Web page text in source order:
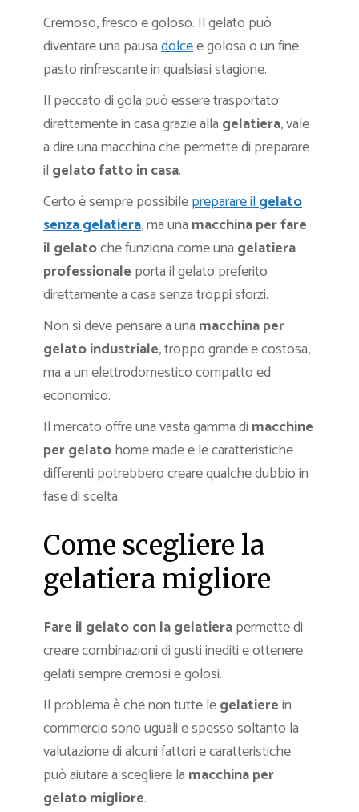
Cremoso, fresco e goloso. Il gelato può
diventare una pausadolcee golosa o un fine
pasto rinfrescante in qualsiasi stagione.
Il peccato di gola può essere trasportato
direttamente in casa grazie alla gelatiera, vale
a dire una macchina che permette di preparare
il gelato fatto in casa.
Certo è sempre possibilepreparare ilgelato
senza gelatiera, ma una macchina per fare
il gelatoche funziona come una gelatiera
professionale porta il gelato preferito
direttamente a casa senza troppi sforzi.
Non si deve pensare a una macchina per
gelato industriale, troppo grande e costosa,
ma a un elettrodomestico compatto ed
economico.
Il mercato offre una vasta gamma di macchine
per gelatohome made e le caratteristiche
differenti potrebbero creare qualche dubbio in
fase di scelta.
Come scegliere la
gelatiera migliore
Fare il gelato con la gelatierapermette di
creare combinazioni di gusti inediti e ottenere
gelati sempre cremosi e golosi.
Il problema è che non tutte legelatierein
commercio sono uguali e spesso soltanto la
valutazione di alcuni fattori e caratteristiche
può aiutare a scegliere la macchina per
gelato migliore.